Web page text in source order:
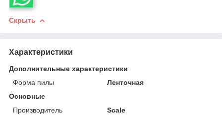
Скрыть
Характеристики
Дополнительные характеристики
Форма пилы
Ленточная
Основные
Производитель
Scale